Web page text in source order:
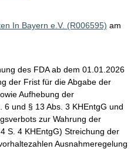
In Bayern e.V. (R006595) am
des FDA ab dem 01.01.2026
der Frist für die Abgabe der
Aufhebung der
6 und § 13 Abs. 3 KHEntgG und
zur Wahrung der
S. 4 KHEntgG) Streichung der
Ausnahmeregelung